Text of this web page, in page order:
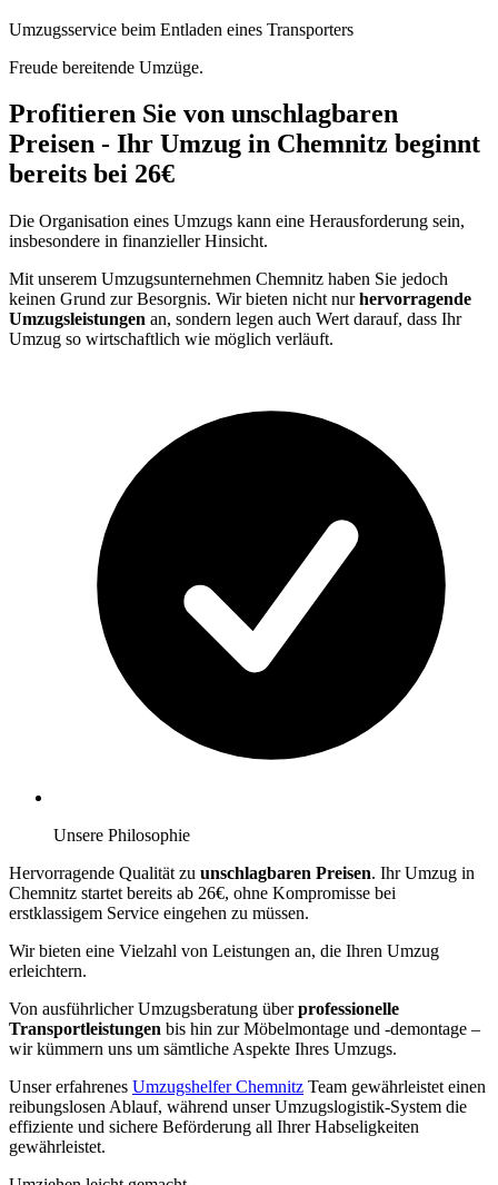
Umzugsservice beim Entladen eines Transporters
Freude bereitende Umzüge.
Profitieren Sie von unschlagbaren
Preisen - Ihr Umzug in Chemnitz beginnt
bereits bei 26€
Die Organisation eines Umzugs kann eine Herausforderung sein,
insbesondere in finanzieller Hinsicht.
Mit unserem Umzugsunternehmen Chemnitz haben Sie jedoch
keinen Grund zur Besorgnis. Wir bieten nicht nurhervorragende
Umzugsleistungen an, sondern legen auch Wert darauf, dass Ihr
Umzug so wirtschaftlich wie möglich verläuft.
Unsere Philosophie
Hervorragende Qualität zu unschlagbaren Preisen. Ihr Umzug in
Chemnitz startet bereits ab 26€, ohne Kompromisse bei
erstklassigem Service eingehen zu müssen.
Wir bieten eine Vielzahl von Leistungen an, die Ihren Umzug
erleichtern.
Von ausführlicher Umzugsberatung überprofessionelle
Transportleistungen bis hin zur Möbelmontage und -demontage –
wir kümmern uns um sämtliche Aspekte Ihres Umzugs.
Unser erfahrenes Umzugshelfer Chemnitz Team gewährleistet einen
reibungslosen Ablauf, während unser Umzugslogistik-System die
effiziente und sichere Beförderung all Ihrer Habseligkeiten
gewährleistet.